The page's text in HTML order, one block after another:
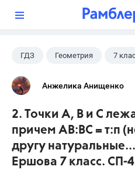
ГДЗ Геометрия 7
Анжелика Анищенко
2. Точки А, В и С
причем АВ:ВС = т:п
другу
Ершова 7 класс. СП-